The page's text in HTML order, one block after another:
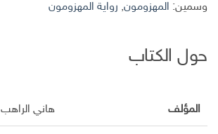
وسمين: المهزومون, رواية المهزومون
حول الكتاب
المؤلف هاني الراهب